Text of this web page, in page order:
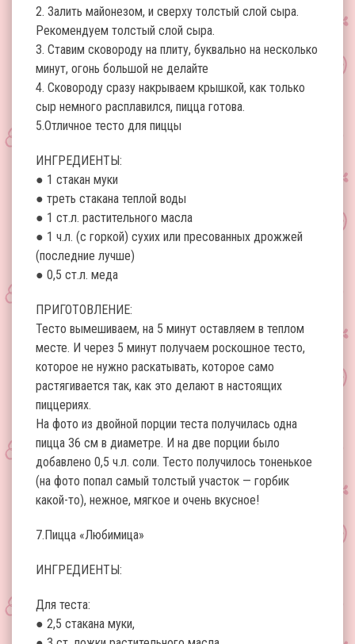
2. Залить майонезом, и сверху толстый слой сыра.
Рекомендуем толстый слой сыра.
3. Ставим сковороду на плиту, буквально на несколько
минут, огонь большой не делайте
4. Сковороду сразу накрываем крышкой, как только
сыр немного расплавился, пицца готова.
5.Отличное тесто для пиццы
ИНГРЕДИЕНТЫ:
● 1 стакан муки
● треть стакана теплой воды
● 1 ст.л. растительного масла
● 1 ч.л. (с горкой) сухих или пресованных дрожжей
(последние лучше)
● 0,5 ст.л. меда
ПРИГОТОВЛЕНИЕ:
Тесто вымешиваем, на 5 минут оставляем в теплом
месте. И через 5 минут получаем роскошное тесто,
которое не нужно раскатывать, которое само
растягивается так, как это делают в настоящих
пиццериях.
На фото из двойной порции теста получилась одна
пицца 36 см в диаметре. И на две порции было
добавлено 0,5 ч.л. соли. Тесто получилось тоненькое
(на фото попал самый толстый участок — горбик
какой-то), нежное, мягкое и очень вкусное!
7.Пицца «Любимица»
ИНГРЕДИЕНТЫ:
Для теста:
● 2,5 стакана муки,